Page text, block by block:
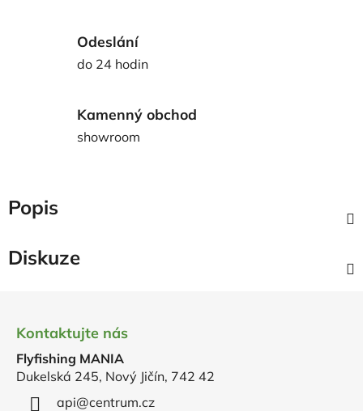
Odeslání
do 24 hodin
Kamenný obchod
showroom
Popis
Diskuze
Kontaktujte nás
Flyfishing MANIA
Dukelská 245, Nový Jičín, 742 42
api@centrum.cz